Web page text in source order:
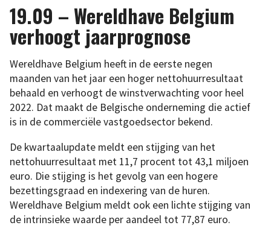
19.09 – Wereldhave Belgium
verhoogt jaarprognose
Wereldhave Belgium heeft in de eerste negen
maanden van het jaar een hoger nettohuurresultaat
behaald en verhoogt de winstverwachting voor heel
2022. Dat maakt de Belgische onderneming die actief
is in de commerciële vastgoedsector bekend.
De kwartaalupdate meldt een stijging van het
nettohuurresultaat met 11,7 procent tot 43,1 miljoen
euro. Die stijging is het gevolg van een hogere
bezettingsgraad en indexering van de huren.
Wereldhave Belgium meldt ook een lichte stijging van
de intrinsieke waarde per aandeel tot 77,87 euro.